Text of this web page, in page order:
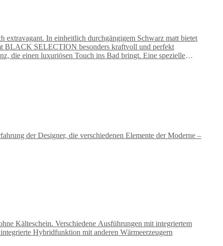
In einheitlich durchgängigem Schwarz matt bietet
BLACK SELECTION besonders kraftvoll und perfekt
die einen luxuriösen Touch ins Bad bringt. Eine spezielle
der Designer, die verschiedenen Elemente der Moderne –
Kälteschein. Verschiedene Ausführungen mit integriertem
Hybridfunktion mit anderen Wärmeerzeugern